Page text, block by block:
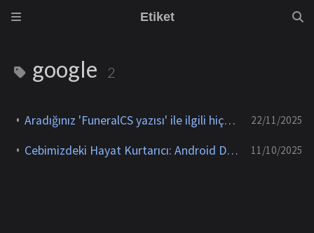
Etiket
google 2
Aradığınız 'FuneralCS yazısı' ile ilgili hiçbir arama sonucu mevcut değil 22/11/2025
Cebimizdeki Hayat Kurtarıcı: Android Deprem Uyarı Sistemi Nasıl Çalışır? 11/10/2025